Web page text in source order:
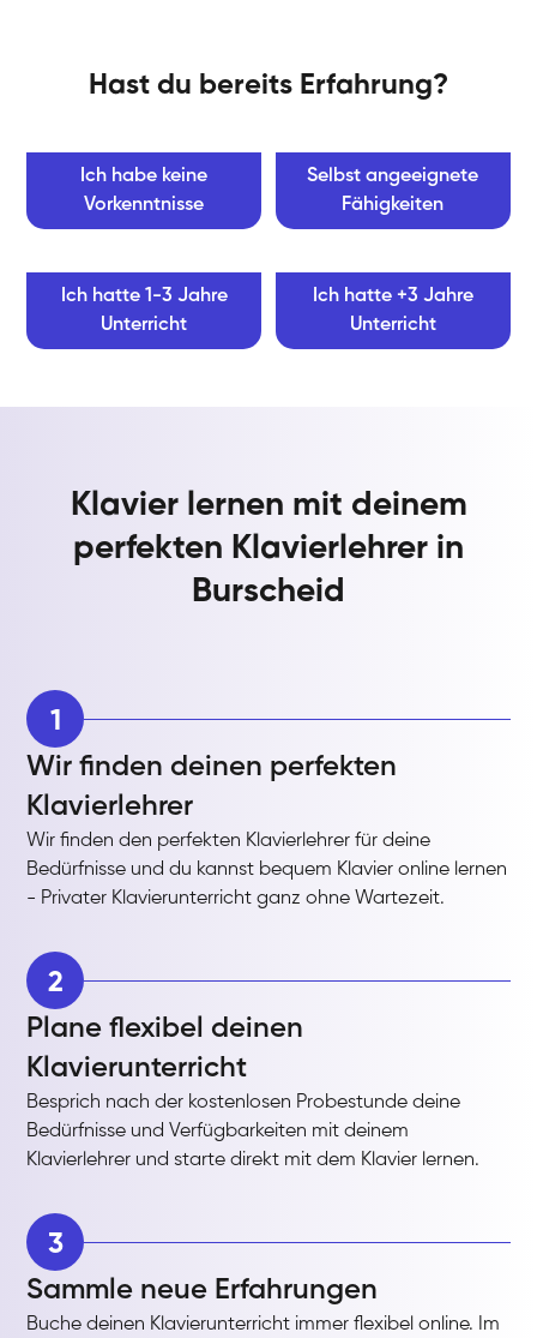
Hast du bereits Erfahrung?
Ich habe keine
Vorkenntnisse
Selbst angeeignete
Fähigkeiten
Ich hatte 1-3 Jahre
Unterricht
Ich hatte +3 Jahre
Unterricht
Klavier lernen mit deinem
perfekten Klavierlehrer in
Burscheid
1
Wir finden deinen perfekten
Klavierlehrer
Wir finden den perfekten Klavierlehrer für deine
Bedürfnisse und du kannst bequem Klavier online lernen
- Privater Klavierunterricht ganz ohne Wartezeit.
2
Plane flexibel deinen
Klavierunterricht
Besprich nach der kostenlosen Probestunde deine
Bedürfnisse und Verfügbarkeiten mit deinem
Klavierlehrer und starte direkt mit dem Klavier lernen.
3
Sammle neue Erfahrungen
Buche deinen Klavierunterricht immer flexibel online. Im